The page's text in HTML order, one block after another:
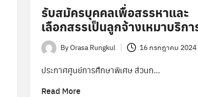
รับสมัครบุคคลเพื่อสรรหาและ
เลือกสรรเป็นลูกจ้างเหมาบริกา
Posted
by
ByOrasa Rungkul 16 กรกฎาคม 2024
ประกาศศูนย์การศึกษาพิเศษ ส่วนก…
Read More